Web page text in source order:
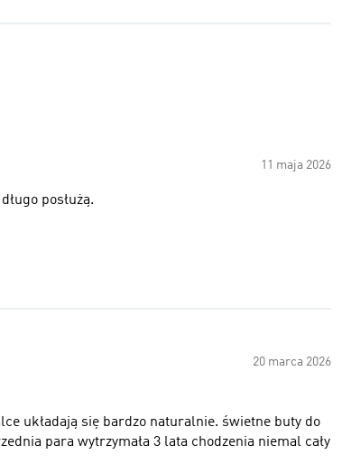
11 maja 2026
posłużą.
20 marca 2026
układają się bardzo naturalnie. świetne buty do
para wytrzymała 3 lata chodzenia niemal cały